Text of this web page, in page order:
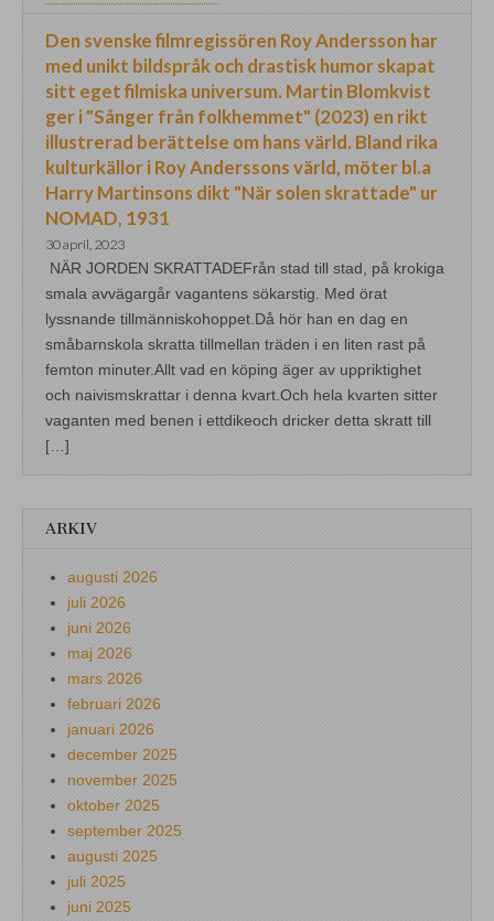
Den svenske filmregissören Roy Andersson har
med unikt bildspråk och drastisk humor skapat
sitt eget filmiska universum. Martin Blomkvist
ger i "Sånger från folkhemmet" (2023) en rikt
illustrerad berättelse om hans värld. Bland rika
kulturkällor i Roy Anderssons värld, möter bl.a
Harry Martinsons dikt "När solen skrattade" ur
NOMAD, 1931
30 april, 2023
NÄR JORDEN SKRATTADEFrån stad till stad, på krokiga
smala avvägargår vagantens sökarstig. Med örat
lyssnande tillmänniskohoppet.Då hör han en dag en
småbarnskola skratta tillmellan träden i en liten rast på
femton minuter.Allt vad en köping äger av uppriktighet
och naivismskrattar i denna kvart.Och hela kvarten sitter
vaganten med benen i ettdikeoch dricker detta skratt till
[…]
ARKIV
augusti 2026
juli 2026
juni 2026
maj 2026
mars 2026
februari 2026
januari 2026
december 2025
november 2025
oktober 2025
september 2025
augusti 2025
juli 2025
juni 2025